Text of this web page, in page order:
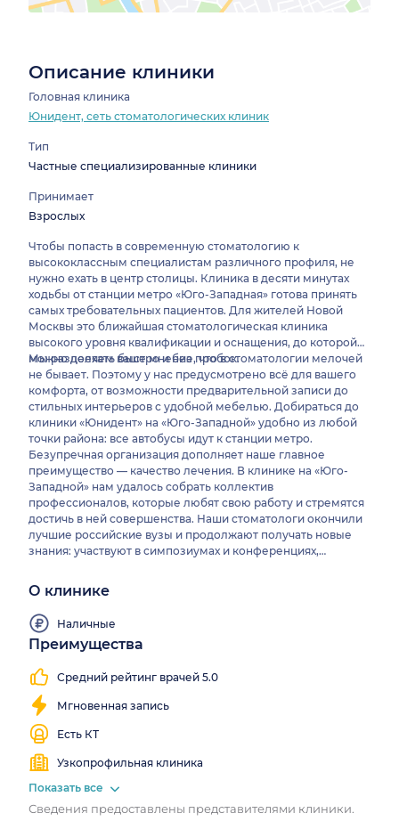
Описание клиники
Головная клиника
Юнидент, сеть стоматологических клиник
Тип
Частные специализированные клиники
Принимает
Взрослых
Чтобы попасть в современную стоматологию к
высококлассным специалистам различного профиля, не
нужно ехать в центр столицы. Клиника в десяти минутах
ходьбы от станции метро «Юго-Западная» готова принять
самых требовательных пациентов. Для жителей Новой
Москвы это ближайшая стоматологическая клиника
высокого уровня квалификации и оснащения, до которой
можно доехать быстро и без пробок.
Мы разделяем ваше мнение, что в стоматологии мелочей
не бывает. Поэтому у нас предусмотрено всё для вашего
комфорта, от возможности предварительной записи до
стильных интерьеров с удобной мебелью. Добираться до
клиники «Юнидент» на «Юго-Западной» удобно из любой
точки района: все автобусы идут к станции метро.
Безупречная организация дополняет наше главное
преимущество — качество лечения. В клинике на «Юго-
Западной» нам удалось собрать коллектив
профессионалов, которые любят свою работу и стремятся
достичь в ней совершенства. Наши стоматологи окончили
лучшие российские вузы и продолжают получать новые
знания: участвуют в симпозиумах и конференциях,
пациентов ведут специалисты в сферах терапевтической и
хирургической стоматологии, имплантологии, ортодонтии,
ортопедии.
О клинике
Наличные
Преимущества
Средний рейтинг врачей 5.0
Мгновенная запись
Есть КТ
Узкопрофильная клиника
Работаем
выходные
Показать все
Сведения предоставлены представителями клиники.